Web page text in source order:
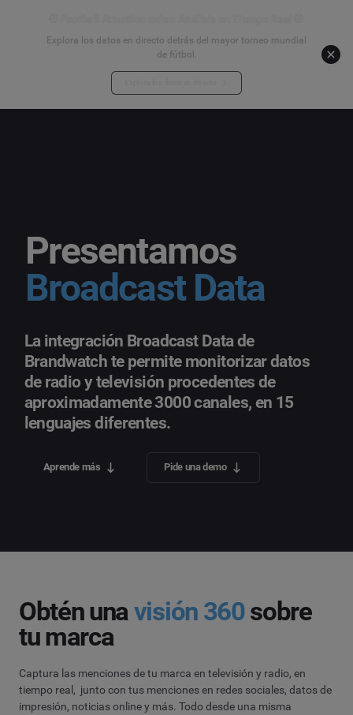
Explora los datos en directo detrás del mayor torneo mundial
de fútbol.
Presentamos
Broadcast Data
La integración Broadcast Data de
Brandwatch te permite monitorizar datos
de radio y televisión procedentes de
aproximadamente 3000 canales, en 15
lenguajes diferentes.
Aprende más Pide una demo
Obtén unavisión 360sobre
tu marca
Captura las menciones de tu marca en televisión y radio, en
tiempo real, junto con tus menciones en redes sociales, datos de
impresión, noticias online y más. Todo desde una misma